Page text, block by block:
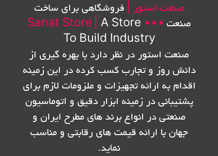
صنعت استور |
فروشگاهی برای ساخت
صنعت •••
Sanat Store
A Store
To Build Industry
صنعت استور در نظر دارد با بهره گیری از
دانش روز و تجارب کسب کرده در این زمینه
اقدام به ارائه تجهیزات و ملزومات لازم برای
پشتیبانی در زمینه ابزار دقیق و اتوماسیون
صنعتی در انواع برند های مطرح ایران و
جهان با ارائه قیمت های رقابتی و مناسب
نماید.